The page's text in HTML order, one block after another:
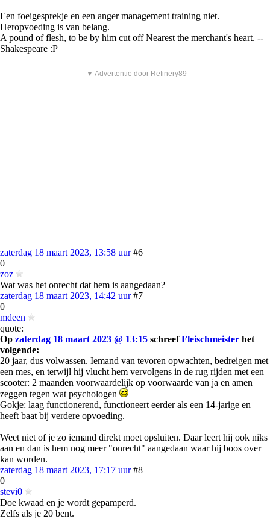
Een foeigesprekje en een anger management training niet.
Heropvoeding is van belang.
A pound of flesh, to be by him cut off Nearest the merchant's heart. --
Shakespeare :P
▼ Advertentie door Refinery89
zaterdag 18 maart 2023, 13:58 uur #6
0
zoz
Wat was het onrecht dat hem is aangedaan?
zaterdag 18 maart 2023, 14:42 uur #7
0
mdeen
quote:
Op zaterdag 18 maart 2023 @ 13:15 schreefFleischmeister het
volgende:
20 jaar, dus volwassen. Iemand van tevoren opwachten, bedreigen met
een mes, en terwijl hij vlucht hem vervolgens in de rug rijden met een
scooter: 2 maanden voorwaardelijk op voorwaarde van ja en amen
zeggen tegen wat psychologen
Gokje: laag functionerend, functioneert eerder als een 14-jarige en
heeft baat bij verdere opvoeding.
Weet niet of je zo iemand direkt moet opsluiten. Daar leert hij ook niks
aan en dan is hem nog meer "onrecht" aangedaan waar hij boos over
kan worden.
zaterdag 18 maart 2023, 17:17 uur #8
0
stevi0
Doe kwaad en je wordt gepamperd.
Zelfs als je 20 bent.